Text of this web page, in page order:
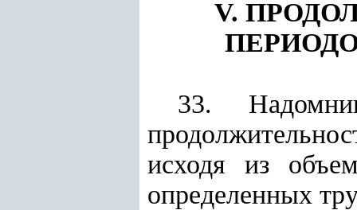
V.
33.
исходя из
определенных